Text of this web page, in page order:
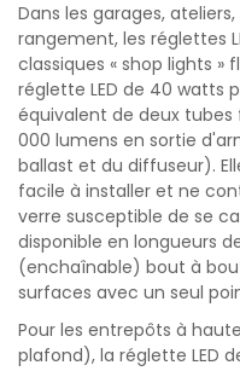
Dans les garages,
rangement, les réglettes
classiques « shop lights »
réglette LED de 40 watts
équivalent de deux
000 lumens en sortie
ballast et du diffuseur).
facile à installer et ne
verre susceptible de se
disponible en longueurs
(enchaînable) bout à
surfaces avec un seul
Pour les entrepôts à
plafond), la réglette LED